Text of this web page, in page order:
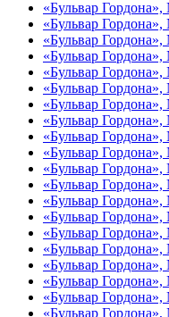
«Бульвар
«Бульвар
«Бульвар
«Бульвар
«Бульвар
«Бульвар
«Бульвар
«Бульвар
«Бульвар
«Бульвар
«Бульвар
«Бульвар
«Бульвар
«Бульвар
«Бульвар
«Бульвар
«Бульвар
«Бульвар
«Бульвар
«Бульвар